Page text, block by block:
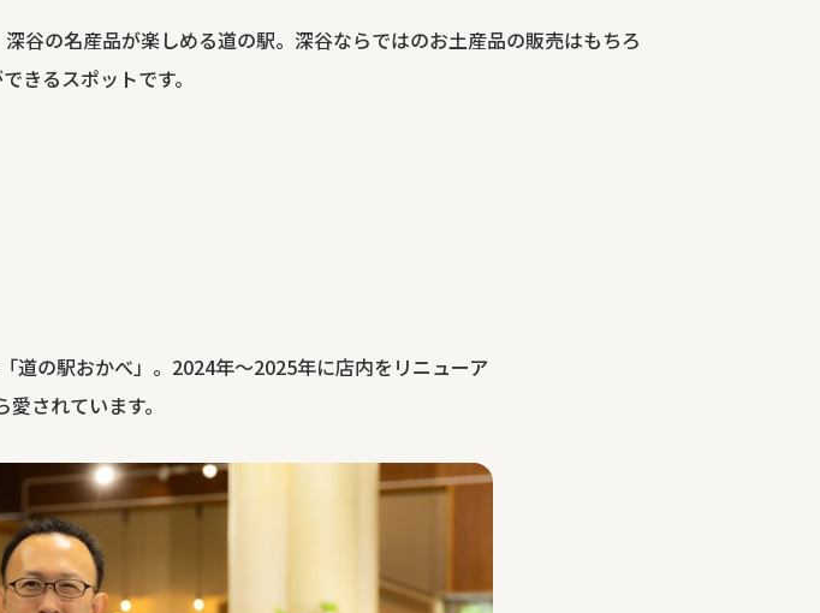
谷の名産品が楽しめる道の駅。深谷ならではのお土産品の販売はもちろ
きるスポットです。
道の駅おかべ」。2024年～2025年に店内をリニューア
されています。